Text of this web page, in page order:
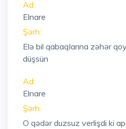
Ad:
Elnare
Şərh:
Elə bil qabaqlarına zəhər
düşsün
Ad:
Elnare
Şərh:
O qədər duzsuz verlişdi ki